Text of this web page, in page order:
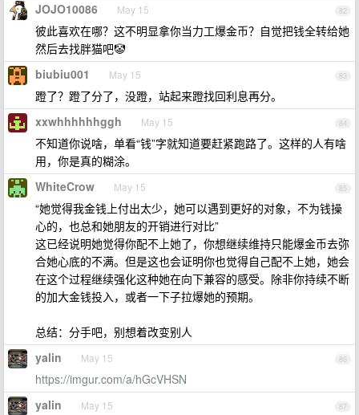
82
JOJO10086 May 15
彼此喜欢在哪？这不明显拿你当力工爆金币？自觉把钱全转给她
然后去找胖猫吧🤡
83
biubiu001 May 15
蹬了？蹬了分了，没蹬，站起来蹬找回利息再分。
84
xxwhhhhhhggh May 15
不知道你说啥，单看“钱”字就知道要赶紧跑路了。这样的人有啥
用，你是真的糊涂。
85
WhiteCrow May 15
“她觉得我金钱上付出太少，她可以遇到更好的对象，不为钱操
心的，也总和她朋友的开销进行对比”
这已经说明她觉得你配不上她了，你想继续维持只能爆金币去弥
合她心底的不满。但是这也会证明你也觉得自己配不上她，她会
在这个过程继续强化这种她在向下兼容的感受。除非你持续不断
的加大金钱投入，或者一下子拉爆她的预期。
总结：分手吧，别想着改变别人
86
yalin May 15
https://imgur.com/a/hGcVHSN
87
yalin May 15